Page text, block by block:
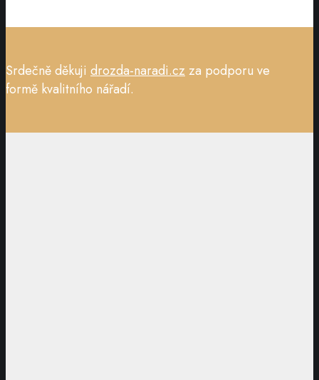
Srdečně děkuji drozda-naradi.czza podporu ve
formě kvalitního nářadí.